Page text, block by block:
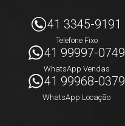
41 3345-9191
Telefone Fixo
41 99997-0749
WhatsApp Vendas
41 99968-0379
WhatsApp Locação